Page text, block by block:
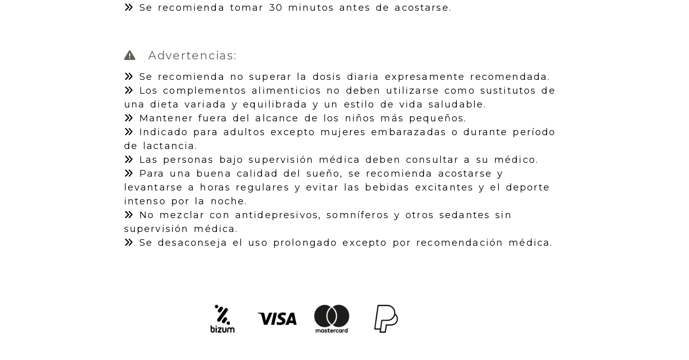
Se recomienda tomar 30 minutos antes de acostarse.
Advertencias:
Se recomienda no superar la dosis diaria expresamente recomendada.
Los complementos alimenticios no deben utilizarse como sustitutos de
una dieta variada y equilibrada y un estilo de vida saludable.
Mantener fuera del alcance de los niños más pequeños.
Indicado para adultos excepto mujeres embarazadas o durante período
de lactancia.
Las personas bajo supervisión médica deben consultar a su médico.
Para una buena calidad del sueño, se recomienda acostarse y
levantarse a horas regulares y evitar las bebidas excitantes y el deporte
intenso por la noche.
No mezclar con antidepresivos, somníferos y otros sedantes sin
supervisión médica.
Se desaconseja el uso prolongado excepto por recomendación médica.